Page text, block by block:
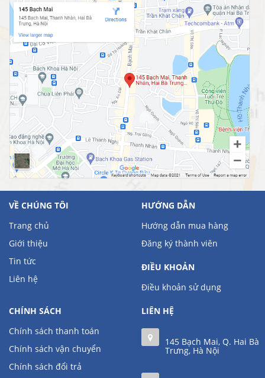
VỀ CHÚNG TÔI
Trang chủ
Giới thiệu
Tin tức
Liên hệ
HƯỚNG DẪN
Hướng dẫn mua hàng
Đăng ký thành viên
ĐIỀU KHOẢN
Điều khoản sử dụng
CHÍNH SÁCH
Chính sách thanh toán
Chính sách vận chuyển
Chính sách đổi trả
LIÊN HỆ
145 Bạch Mai, Q. Hai Bà
Trưng, Hà Nội